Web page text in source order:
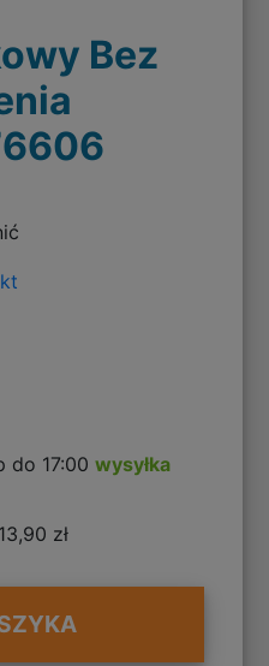
Bez
do 17:00wysyłka
13,90 zł